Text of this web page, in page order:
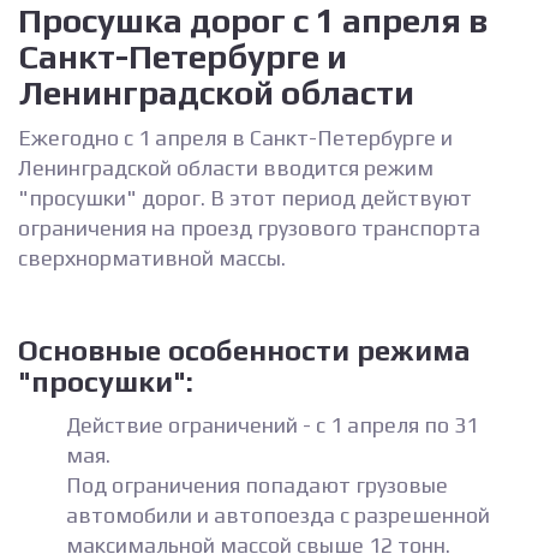
Просушка дорог с 1 апреля в
Санкт-Петербурге и
Ленинградской области
Ежегодно с 1 апреля в Санкт-Петербурге и
Ленинградской области вводится режим
"просушки" дорог. В этот период действуют
ограничения на проезд грузового транспорта
сверхнормативной массы.
Основные особенности режима
"просушки":
Действие ограничений - с 1 апреля по 31
мая.
Под ограничения попадают грузовые
автомобили и автопоезда с разрешенной
максимальной массой свыше 12 тонн.